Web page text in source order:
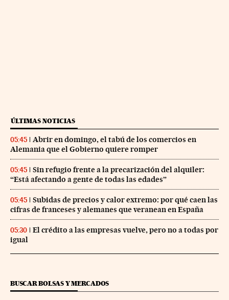
ÚLTIMAS NOTICIAS
05:45
Abrir en domingo, el tabú de los comercios en
Alemania que el Gobierno quiere romper
05:45
Sin refugio frente a la precarización del alquiler:
“Está afectando a gente de todas las edades”
05:45
Subidas de precios y calor extremo: por qué caen las
cifras de franceses y alemanes que veranean en España
05:30
El crédito a las empresas vuelve, pero no a todas por
igual
BUSCAR BOLSAS Y MERCADOS